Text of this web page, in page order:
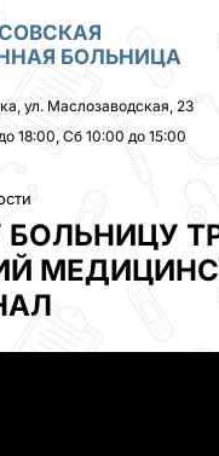
БОЛЬНИЦА
ул. Маслозаводская, 23
18:00, Сб 10:00 до 15:00